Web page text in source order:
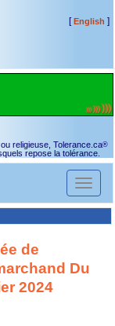
[English ]
religieuse, Tolerance.ca®
repose la tolérance.
Toggle
de
Du
2024